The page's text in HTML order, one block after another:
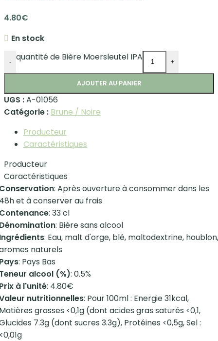
4.80€
En stock
- quantité de Bière Moersleutel IPA +
AJOUTER AU PANIER
UGS :A-01056
Catégorie : Brune / Noire
Producteur
Caractéristiques
Producteur
Caractéristiques
: Après ouverture à consommer dans les
et à conserver au frais
: 33 cl
: Bière sans alcool
: Eau, malt d'orge, blé, maltodextrine, houblon,
naturels
: Pays Bas
alcool (%): 0.5%
à l'unité: 4.80€
nutritionnelles: Pour 100ml : Energie 31kcal,
grasses <0,1g (dont acides gras saturés <0,1,
7.3g (dont sucres 3.3g), Protéines <0,5g, Sel :